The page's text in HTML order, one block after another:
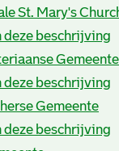
St. Mary's
deze beschrijving
Gemeente
deze beschrijving
Gemeente
deze beschrijving